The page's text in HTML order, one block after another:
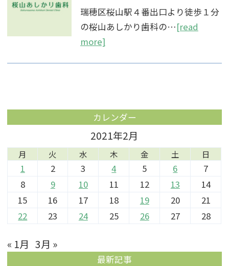
瑞穂区桜山駅４番出口より徒歩１分
の桜山あしかり歯科の…[read
more]
カレンダー
2021年2月
月 火 水 木 金 土 日
1 2 3 4 5 6
7
8
9 10 11 12 13
14
15
16 17 18 19 20
21
22
23 24 25 26 27 28
« 1月 3月 »
最新記事